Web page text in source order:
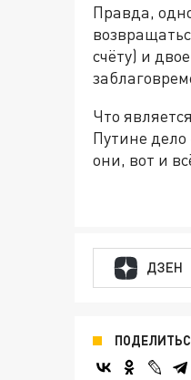
Правда,
счёту) и
Что
Путине дело
они, вот и
ДЗЕН